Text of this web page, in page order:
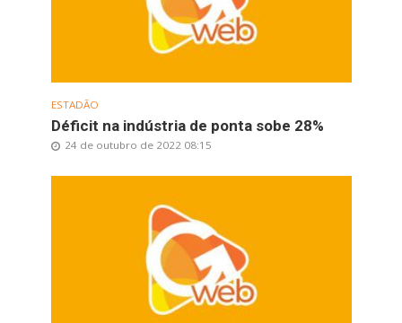
ESTADÃO
Déficit na indústria de ponta sobe 28%
24 de outubro de 2022 08:15